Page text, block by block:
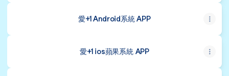
愛+1 Android系統 APP
愛+1 ios蘋果系統 APP